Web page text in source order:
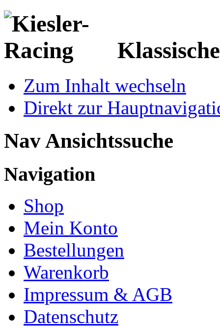
Zum Inhalt wechseln
Direkt zur
Nav Ansichtssuche
Navigation
Shop
Mein Konto
Bestellungen
Warenkorb
Impressum & AGB
Datenschutz